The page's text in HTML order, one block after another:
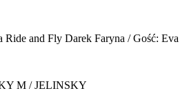
Ride and Fly Darek Faryna / Gość: Eva
M / JELINSKY